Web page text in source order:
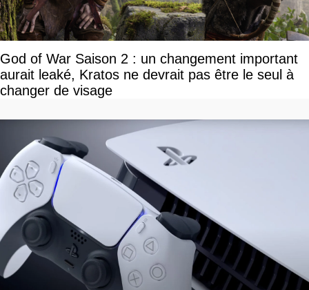
God of War Saison 2 : un changement important
aurait leaké, Kratos ne devrait pas être le seul à
changer de visage